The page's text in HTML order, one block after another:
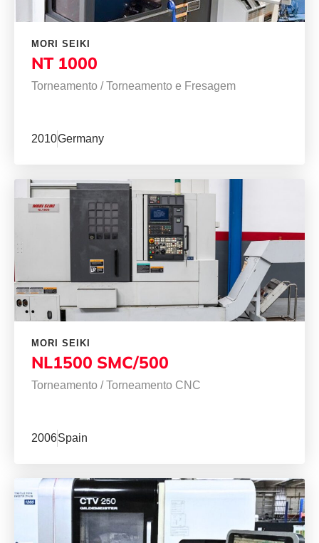
MORI SEIKI
NT 1000
Torneamento /Torneamento e Fresagem
2010Germany
MORI SEIKI
NL1500 SMC/500
Torneamento /Torneamento CNC
2006Spain